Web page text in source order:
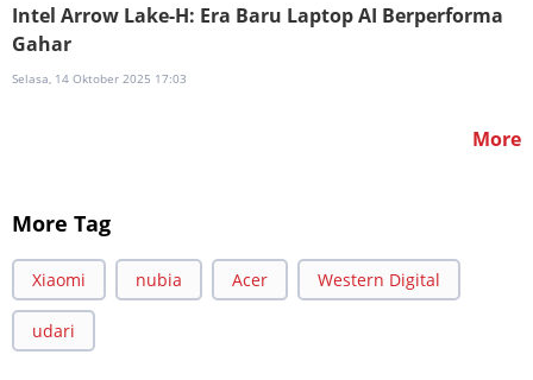
Intel Arrow Lake-H: Era Baru Laptop AI Berperforma
Gahar
Selasa, 14 Oktober 2025 17:03
More
More Tag
Xiaomi nubia Acer Western Digital
udari